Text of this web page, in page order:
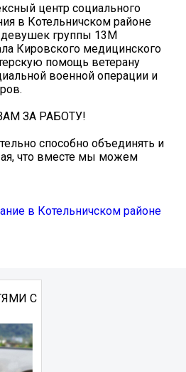
центр социального
в Котельничском районе
девушек группы 13М
Кировского медицинского
помощь ветерану
военной операции и
ЗА РАБОТУ!
способно объединять и
что вместе мы можем
в Котельничском районе
С